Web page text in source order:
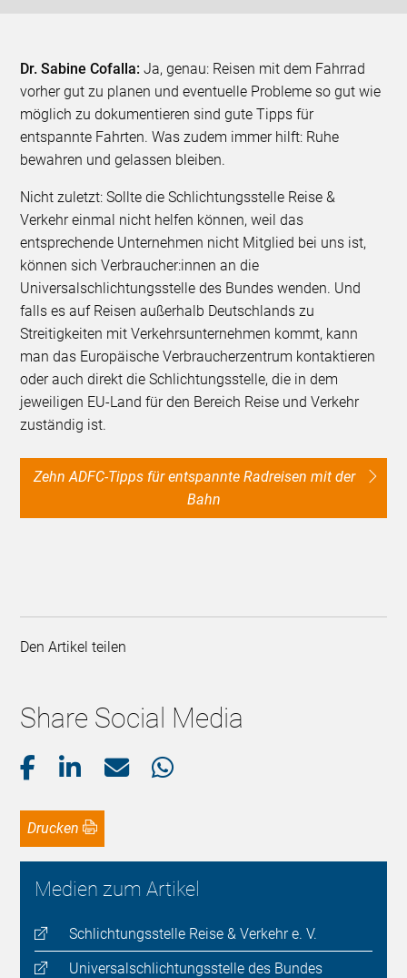
Dr. Sabine Cofalla:Ja, genau: Reisen mit dem Fahrrad
vorher gut zu planen und eventuelle Probleme so gut wie
möglich zu dokumentieren sind gute Tipps für
entspannte Fahrten. Was zudem immer hilft: Ruhe
bewahren und gelassen bleiben.
Nicht zuletzt: Sollte die Schlichtungsstelle Reise &
Verkehr einmal nicht helfen können, weil das
entsprechende Unternehmen nicht Mitglied bei uns ist,
können sich Verbraucher:innen an die
Universalschlichtungsstelle des Bundes wenden. Und
falls es auf Reisen außerhalb Deutschlands zu
Streitigkeiten mit Verkehrsunternehmen kommt, kann
man das Europäische Verbraucherzentrum kontaktieren
oder auch direkt die Schlichtungsstelle, die in dem
jeweiligen EU-Land für den Bereich Reise und Verkehr
zuständig ist.
Zehn ADFC-Tipps für entspannte Radreisen mit der
Bahn
Den Artikel teilen
Share Social Media
Drucken
Medien zum Artikel
Schlichtungsstelle Reise & Verkehr e. V.
Universalschlichtungsstelle des Bundes